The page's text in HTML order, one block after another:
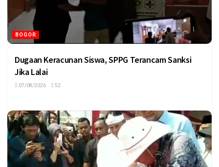
BOGOR
Dugaan Keracunan Siswa, SPPG Terancam Sanksi
Jika Lalai
07/08/2026 52